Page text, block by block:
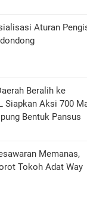
Aturan
Beralih ke
Siapkan Aksi 700
Bentuk Pansus
Memanas,
Tokoh Adat Way